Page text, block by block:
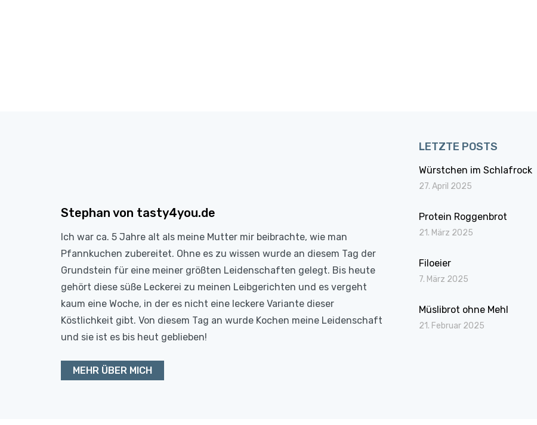
Stephan von tasty4you.de
Ich war ca. 5 Jahre alt als meine Mutter mir beibrachte, wie man
Pfannkuchen zubereitet. Ohne es zu wissen wurde an diesem Tag der
Grundstein für eine meiner größten Leidenschaften gelegt. Bis heute
gehört diese süße Leckerei zu meinen Leibgerichten und es vergeht
kaum eine Woche, in der es nicht eine leckere Variante dieser
Köstlichkeit gibt. Von diesem Tag an wurde Kochen meine Leidenschaft
und sie ist es bis heut geblieben!
MEHR ÜBER MICH
LETZTE POSTS
Würstchen im Schlafrock
27. April 2025
Protein Roggenbrot
21. März 2025
Filoeier
7. März 2025
Müslibrot ohne Mehl
21. Februar 2025